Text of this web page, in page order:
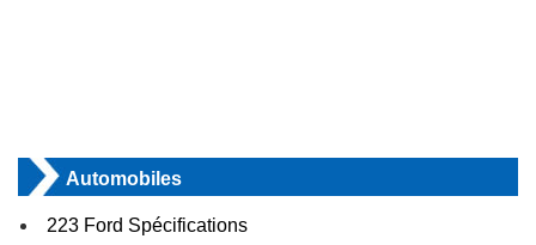
Automobiles
223 Ford Spécifications